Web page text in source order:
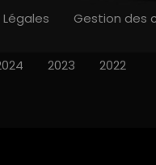
Gestion des
2023 2022